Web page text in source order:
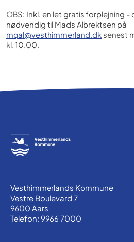
OBS: Inkl. en let gratis forplejning -
nødvendig til Mads Albrektsen på
mqal@vesthimmerland.dk senest
kl. 10.00.
Vesthimmerlands Kommune
Vestre Boulevard 7
9600 Aars
Telefon: 9966 7000